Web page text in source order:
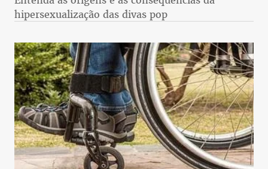
hipersexualização das divas pop